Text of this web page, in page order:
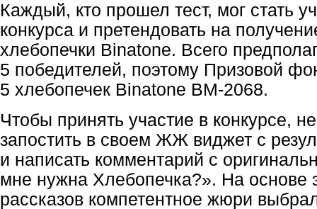
Каждый, кто прошел тест, мог стать
конкурса и претендовать на
хлебопечки Binatone. Всего
5 победителей, поэтому Призовой
5 хлебопечек Binatone BM-2068.
Чтобы принять участие в конкурсе,
запостить в своем ЖЖ виджет с
и написать комментарий с
мне нужна Хлебопечка?». На основе
рассказов компетентное жюри